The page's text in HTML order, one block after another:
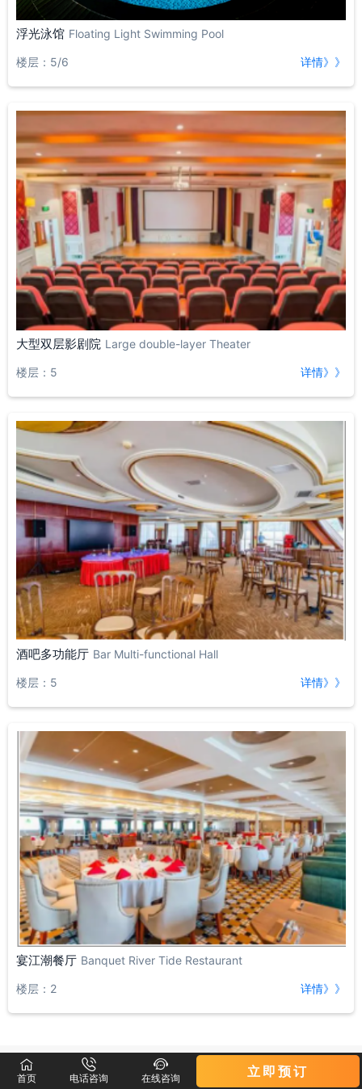
浮光泳馆 Floating Light Swimming Pool
楼层：5/6 详情》》
大型双层影剧院 Large double-layer Theater
楼层：5 详情》》
酒吧多功能厅 Bar Multi-functional Hall
楼层：5 详情》》
宴江潮餐厅 Banquet River Tide Restaurant
楼层：2 详情》》

首页

电话咨询

在线咨询 立即预订